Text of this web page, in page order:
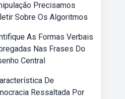
Precisamos
Sobre Os Algoritmos
As Formas Verbais
Nas Frases Do
Central
De
Ressaltada Por